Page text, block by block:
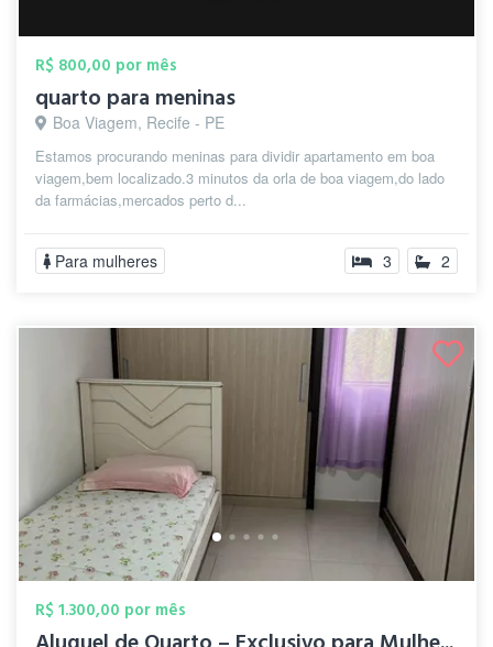
R$ 800,00 por mês
quarto para meninas
Boa Viagem, Recife - PE
Estamos procurando meninas para dividir apartamento em boa
viagem,bem localizado.3 minutos da orla de boa viagem,do lado
da farmácias,mercados perto d...
Para mulheres 3 2
R$ 1.300,00 por mês